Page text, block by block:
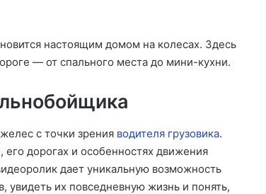
настоящим домом на колесах. Здесь
— от спального места до мини-кухни.
с точки зрения водителя грузовика.
его дорогах и особенностях движения
дает уникальную возможность
увидеть их повседневную жизнь и понять,